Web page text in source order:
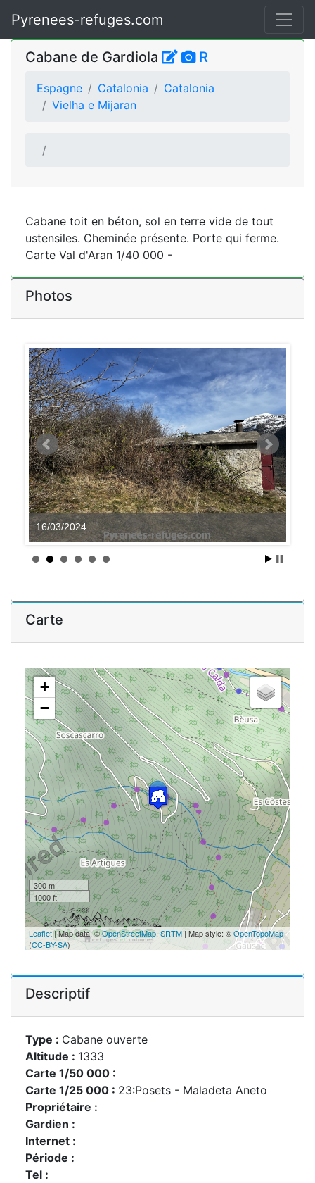
Pyrenees-refuges.com
Cabane de Gardiola R
Espagne Catalonia
Catalonia
Vielha e Mijaran
Cabane toit en béton, sol en terre vide de tout
ustensiles. Cheminée présente. Porte qui ferme.
Carte Val d'Aran 1/40 000 -
Photos
16/03/2024
Carte
+
−
300 m
1000 ft
Leaflet| Map data: ©OpenStreetMap, SRTM | Map style: ©OpenTopoMap
(CC-BY-SA)
Descriptif
Type : Cabane ouverte
Altitude : 1333
Carte 1/50 000 :
Carte 1/25 000 : 23:Posets - Maladeta Aneto
Propriétaire :
Gardien :
Internet :
Période :
Tel :